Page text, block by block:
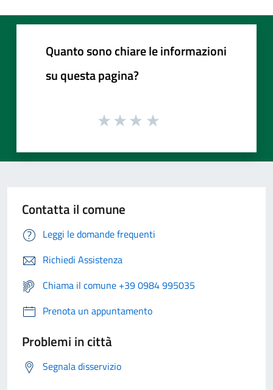
Quanto sono chiare le informazioni
su questa pagina?
Contatta il comune
Leggi le domande frequenti
Richiedi Assistenza
Chiama il comune +39 0984 995035
Prenota un appuntamento
Problemi in città
Segnala disservizio